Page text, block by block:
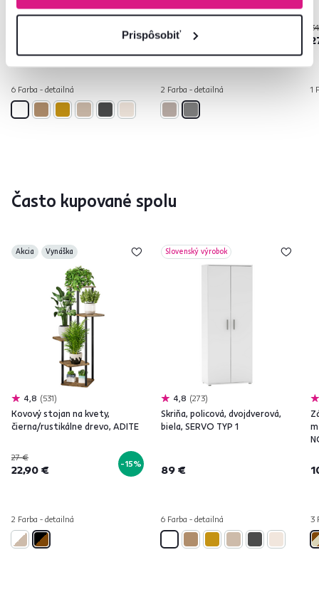
Prispôsobiť
6 Farba - detailná
299 €
2 Farba - detailná 1
Často kupované spolu
Akcia Vynáška
4,8 531
Kovový stojan na kvety,
čierna/rustikálne drevo, ADITE
27 €
22,90 € -15%
2 Farba - detailná
Slovenský výrobok
4,8 273
Skriňa, policová, dvojdverová,
biela, SERVO TYP 1
89 €
6 Farba - detailná 3